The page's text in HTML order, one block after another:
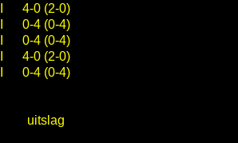
4-0 (2-0)
0-4 (0-4)
0-4 (0-4)
4-0 (2-0)
0-4 (0-4)
uitslag